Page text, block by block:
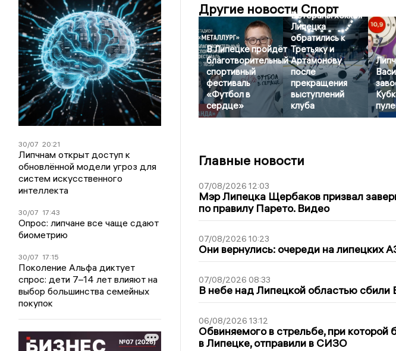
30/07 20:21
Липчнам открыт доступ к
обновлённой модели угроз для
систем искусственного
интеллекта
30/07 17:43
Опрос: липчане все чаще сдают
биометрию
30/07 17:15
Поколение Альфа диктует
спрос: дети 7–14 лет влияют на
выбор большинства семейных
покупок
Другие новости Спорт
В Липецке пройдёт
благотворительный
спортивный
фестиваль
«Футбол в
сердце»
Ветераны хоккея
Липецка
обратились к
Третьяку и
Артамонову
после
прекращения
выступлений
клуба
Главные новости
07/08/2026 12:03
Мэр Липецка Щербаков призвал
по правилу Парето. Видео
07/08/2026 10:23
Они вернулись: очереди на липецких
07/08/2026 08:33
В небе над Липецкой областью
06/08/2026 13:12
Обвиняемого в стрельбе, при
в Липецке, отправили в СИЗО